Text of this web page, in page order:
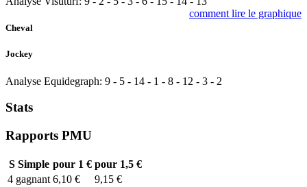
comment lire le graphique
Cheval
Jockey
Analyse Equidegraph: 9 - 5 - 14 - 1 - 8 - 12 - 3 - 2
Stats
Rapports PMU
SSimple pour 1 € pour 1,5 €
4 gagnant 6,10 €
9,15 €